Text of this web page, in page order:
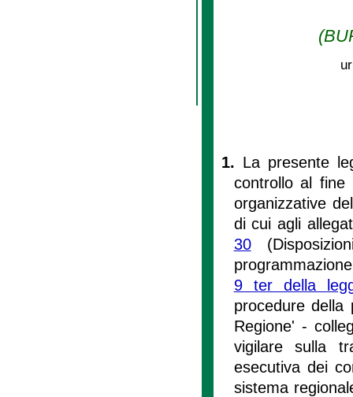
1. La presente
controllo al fine
organizzative
di cui agli
30
9 ter della
procedure della
Regione' -
vigilare sulla
esecutiva dei
sistema